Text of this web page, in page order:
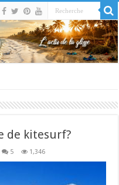
de kitesurf?
5 1,346